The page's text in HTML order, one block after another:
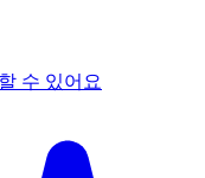
수 있어요